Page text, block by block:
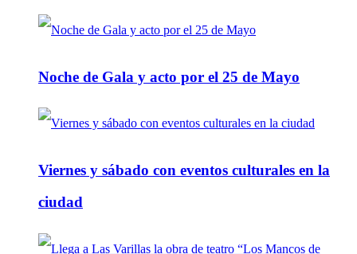
Noche de Gala y acto por el 25 de Mayo
Viernes y sábado con eventos culturales en la
ciudad